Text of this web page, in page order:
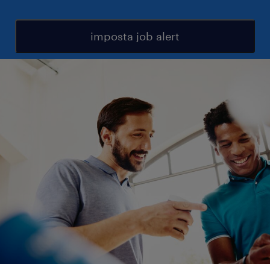
imposta job alert